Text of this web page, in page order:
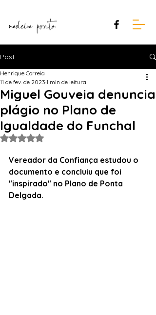
Post
Miguel Gouveia denuncia
plágio no Plano de
Igualdade do Funchal
Henrique Correia
11 de fev. de 2023 1 min de leitura
Avaliado com NaN de 5 estrelas.
Vereador da Confiança estudou o
documento e concluiu que foi
"inspirado" no Plano de Ponta
Delgada.